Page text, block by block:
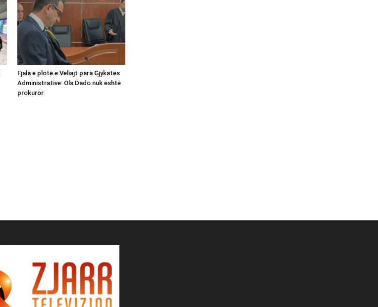
Fjala e plotë e Veliajt para Gjykatës
Administrative: Ols Dado nuk është
prokuror